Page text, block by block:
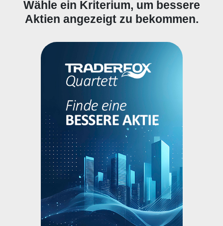
Wähle ein Kriterium, um bessere
Aktien angezeigt zu bekommen.